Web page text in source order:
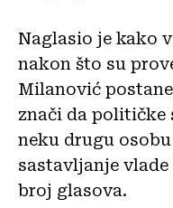
Naglasio je kako
nakon što su
Milanović
znači da političke
neku drugu
sastavljanje
broj glasova.